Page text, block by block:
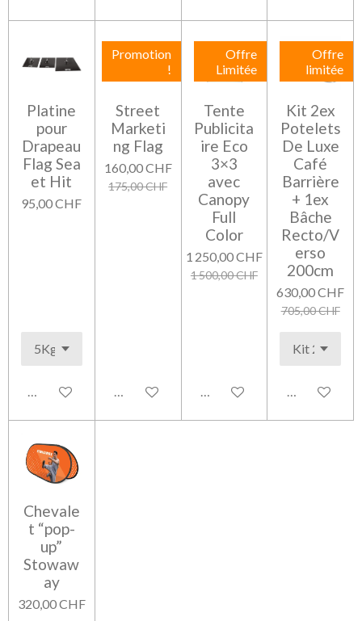
Platine
pour
Drapeau
Flag Sea
et Hit
95,00 CHF
Ajouter au panier
Promotion
!
Street
Marketi
ng Flag
160,00 CHF
175,00 CHF
Ajouter au panier
Offre
Limitée
Tente
Publicita
ire Eco
3×3
avec
Canopy
Full
Color
1 250,00 CHF
1 500,00 CHF
Ajouter au panier
Offre
limitée
Kit 2ex
Potelets
De Luxe
Café
Barrière
+ 1ex
Bâche
Recto/V
erso
200cm
630,00 CHF
705,00 CHF
Ajouter au
Chevale
t “pop-
up”
Stowaw
ay
320,00 CHF